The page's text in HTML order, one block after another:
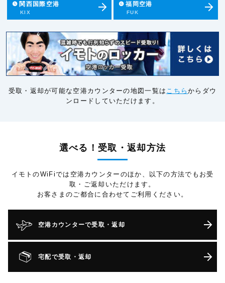
❺ 関西国際空港
KIX
❻ 福岡空港
FUK
受取・返却が可能な空港カウンターの地図一覧は こちらからダウ
ンロードしていただけます。
選べる！受取・返却方法
イモトのWiFiでは空港カウンターのほか、以下の方法でもお受
取・ご返却いただけます。
お客さまのご都合に合わせてご利用ください。
空港カウンターで受取・返却
宅配で受取・返却